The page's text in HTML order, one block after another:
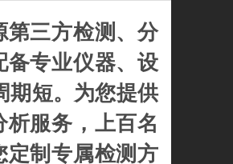
第三方检测、分
备专业仪器、设
期短。为您提供
服务，上百名
定制专属检测方